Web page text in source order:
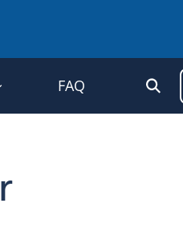
FAQ Ouvrir
la